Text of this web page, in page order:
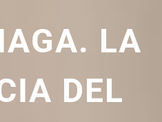
LA
DEL